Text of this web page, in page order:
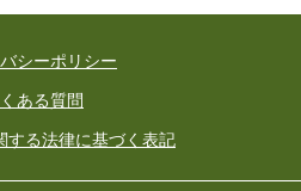
シーポリシー
ある質問
する法律に基づく表記